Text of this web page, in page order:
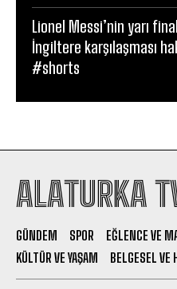
Lionel Messi’nin yarı
İngiltere karşılaşması
#shorts
ALATURKA
GÜNDEM SPOR EĞLENCE VE
KÜLTÜR VE YAŞAM
BELGESEL VE